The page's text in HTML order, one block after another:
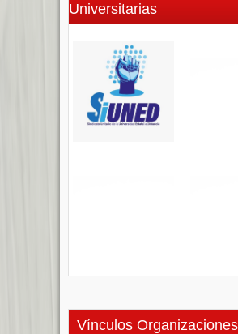
Universitarias
Vínculos Organizaciones